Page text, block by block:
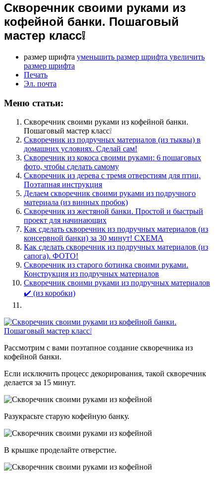
Скворечник своими руками из
кофейной банки. Пошаговый
мастер класс❕
размер шрифта уменьшить размер шрифта увеличить
размер шрифта
Печать
Эл. почта
Меню статьи:
Скворечник своими руками из кофейной банки.
Пошаговый мастер класс❕
Скворечник из подручных материалов (из тыквы) в
домашних условиях. Сделай сам!
Скворечник из кокоса своими руками: 6 пошаговых
фото, чтобы сделать самому
Скворечник из дерева с тремя отверстиям для птиц.
Поэтапная инструкция
Делаем скворечник своими руками из подручного
материала (из винных пробок)
Скворечник из жестяной банки. Простой и быстрый
проект для начинающих
Как сделать скворечник из подручных материалов (из
консервной банки) за 30 минут! СХЕМА
Как сделать скворечник из подручных материалов (из
сапога). ФОТО!
Скворечник из старого ботинка своими руками.
Конструкция из подручных материалов
Скворечник своими руками из подручных материалов
✔️ (из коробки)
Рассмотрим с вами поэтапное создание скворечника из
кофейной банки.
Если исключить процесс декорирования, такой скворечник
делается за 15 минут.
Разукрасьте старую кофейную банку.
В крышке проделайте отверстие.